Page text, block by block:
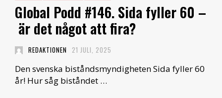
Global Podd #146. Sida fyller 60 –
är det något att fira?
REDAKTIONEN 21 JULI, 2025
Den svenska biståndsmyndigheten Sida fyller 60
år! Hur såg biståndet …